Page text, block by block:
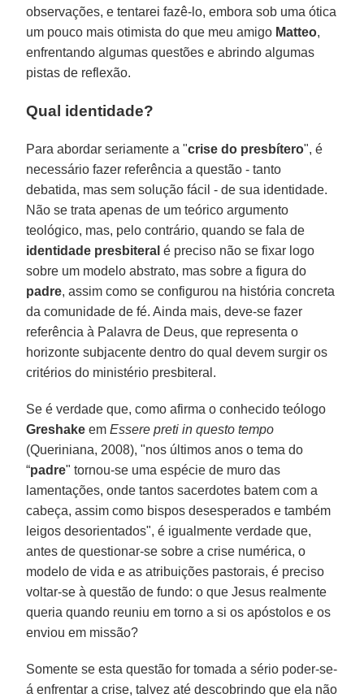
observações, e tentarei fazê-lo, embora sob uma ótica
um pouco mais otimista do que meu amigo Matteo,
enfrentando algumas questões e abrindo algumas
pistas de reflexão.
Qual identidade?
Para abordar seriamente a "crise do presbítero", é
necessário fazer referência a questão - tanto
debatida, mas sem solução fácil - de sua identidade.
Não se trata apenas de um teórico argumento
teológico, mas, pelo contrário, quando se fala de
identidade presbiteral é preciso não se fixar logo
sobre um modelo abstrato, mas sobre a figura do
padre, assim como se configurou na história concreta
da comunidade de fé. Ainda mais, deve-se fazer
referência à Palavra de Deus, que representa o
horizonte subjacente dentro do qual devem surgir os
critérios do ministério presbiteral.
Se é verdade que, como afirma o conhecido teólogo
Greshake emEssere preti in questo tempo
(Queriniana, 2008), "nos últimos anos o tema do
“padre" tornou-se uma espécie de muro das
lamentações, onde tantos sacerdotes batem com a
cabeça, assim como bispos desesperados e também
leigos desorientados", é igualmente verdade que,
antes de questionar-se sobre a crise numérica, o
modelo de vida e as atribuições pastorais, é preciso
voltar-se à questão de fundo: o que Jesus realmente
queria quando reuniu em torno a si os apóstolos e os
enviou em missão?
Somente se esta questão for tomada a sério poder-se-
á enfrentar a crise, talvez até descobrindo que ela não